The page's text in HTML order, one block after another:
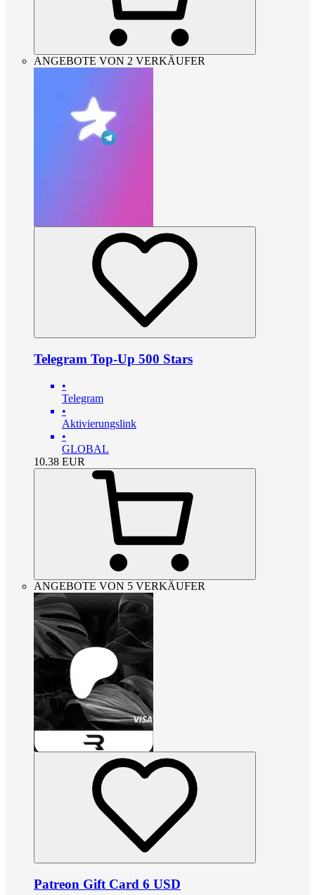
ANGEBOTE VON 2 VERKÄUFER
Telegram Top-Up 500 Stars
•
Telegram
•
Aktivierungslink
•
GLOBAL
10.38 EUR
ANGEBOTE VON 5 VERKÄUFER
Patreon Gift Card 6 USD